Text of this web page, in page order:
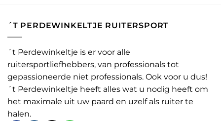
´T PERDEWINKELTJE RUITERSPORT
´t Perdewinkeltje is er voor alle
ruitersportliefhebbers, van professionals tot
gepassioneerde niet professionals. Ook voor u dus!
´t Perdewinkeltje heeft alles wat u nodig heeft om
het maximale uit uw paard en uzelf als ruiter te
halen.